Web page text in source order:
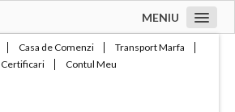
MENIU
Casa de Comenzi
Transport Marfa
Certificari
Contul Meu